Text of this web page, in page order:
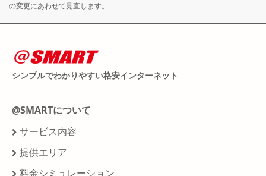
の変更にあわせて見直します。
シンプルでわかりやすい格安インターネット
@SMARTについて
サービス内容
提供エリア
料金シミュレーション